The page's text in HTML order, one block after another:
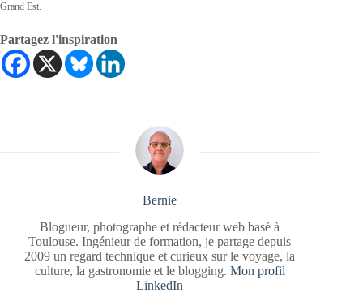
Grand Est.
Partagez l'inspiration
Bernie
Blogueur, photographe et rédacteur web basé à
Toulouse. Ingénieur de formation, je partage depuis
2009 un regard technique et curieux sur le voyage, la
culture, la gastronomie et le blogging. Mon profil
LinkedIn